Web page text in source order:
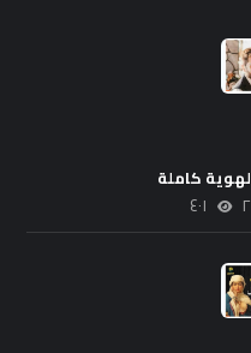
كاملة
٤٠١